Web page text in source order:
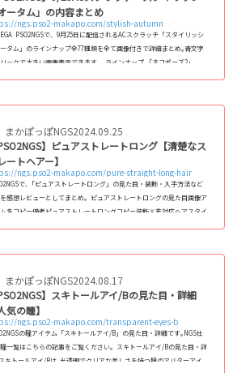
ータム」の内容まとめ
ngs.pso2-makapo.com/stylish-autumn
PSO2NGSで、9月25日に配信されるACスクラッチ「スタイリッシ
ータム」のラインナップ全77種類を全て画像付きで詳細まとめ｡青文字
ックで大きい画像表示できます｡ ラインナップ 「ネコポーズ2」､
ド：ハンディープロペラEX」が入手可能 配信期間2024/09/25(水) 12:00
23(水) 11：00まで※9月25日定期メンテナンスはありません｡昼1...
まかぽっぽNGS2024.09.25
PSO2NGS】ピュアストレートロング【清楚なス
ートヘアー】
ngs.pso2-makapo.com/pure-straight-long-hair
で､「ピュアストレートロング」の見た目・装飾・入手方法など
感想レビューとしてまとめ｡ ピュアストレートロングの見た目画像ア
名コピー備考ピュアストレートロングコピー装飾×非対応ヘアスタイ
使い出来る髪型です。後ろ姿はしっかりとストレートで、キャラクター
まで長く伸びています。 ただし、サイド部分は少しだ...
まかぽっぽNGS2024.08.17
PSO2NGS】スキトールアイ/Bの見た目・詳細
気の瞳】
ngs.pso2-makapo.com/transparent-eyes-b
の瞳アイテム「スキトールアイ/B」の見た目・詳細です｡NGS仕
一覧はこちらの記事をご覧ください｡ スキトールアイ/Bの見た目・詳
キトールアイ/Bは､半透明でクリアな美しさを持つ瞳のアバターアイ